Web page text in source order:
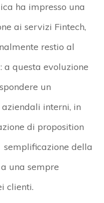
ha impresso una
ai servizi Fintech,
restio al
a questa evoluzione
un
interni, in
di proposition
della
una sempre
clienti.